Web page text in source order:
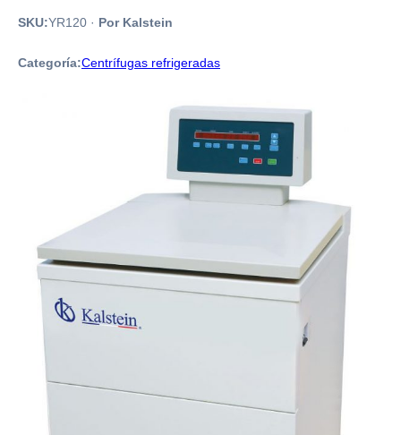
SKU:YR120 · Por Kalstein
Categoría:Centrífugas refrigeradas